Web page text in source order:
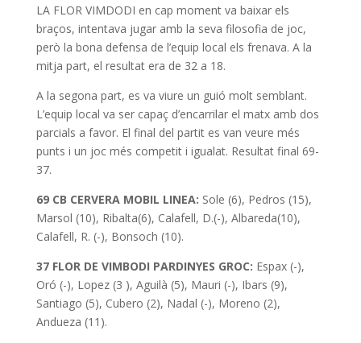
LA FLOR VIMDODI en cap moment va baixar els
braços, intentava jugar amb la seva filosofia de joc,
però la bona defensa de l’equip local els frenava. A la
mitja part, el resultat era de 32 a 18.
A la segona part, es va viure un guió molt semblant.
L’equip local va ser capaç d’encarrilar el matx amb dos
parcials a favor. El final del partit es van veure més
punts i un joc més competit i igualat. Resultat final 69-
37.
69 CB CERVERA MOBIL LINEA: Sole (6), Pedros (15),
Marsol (10), Ribalta(6), Calafell, D.(-), Albareda(10),
Calafell, R. (-), Bonsoch (10).
37 FLOR DE VIMBODI PARDINYES GROC: Espax (-),
Oró (-), Lopez (3 ), Aguilà (5), Mauri (-), Ibars (9),
Santiago (5), Cubero (2), Nadal (-), Moreno (2),
Andueza (11).